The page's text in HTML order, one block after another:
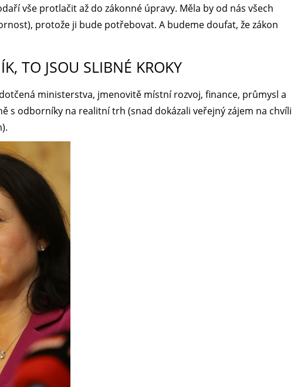
vše protlačit až do zákonné úpravy. Měla by od nás všech
protože ji bude potřebovat. A budeme doufat, že zákon
TO JSOU SLIBNÉ KROKY
ministerstva, jmenovitě místní rozvoj, finance, průmysl a
s odborníky na realitní trh (snad dokázali veřejný zájem na chvíli